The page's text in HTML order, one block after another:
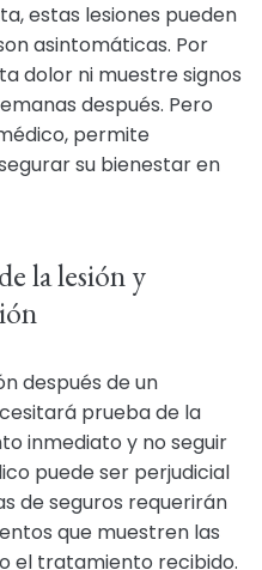
estas lesiones pueden
asintomáticas. Por
dolor ni muestre signos
después. Pero
permite
su bienestar en
la lesión y
después de un
prueba de la
inmediato y no seguir
puede ser perjudicial
de seguros requerirán
que muestren las
el tratamiento recibido.